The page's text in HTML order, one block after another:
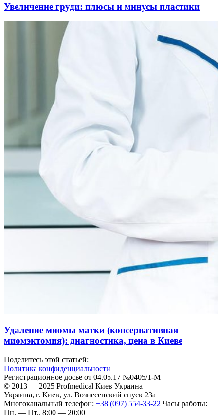
Увеличение груди: плюсы и минусы пластики
Удаление миомы матки (консервативная
миомэктомия): диагностика, цена в Киеве
Поделитесь этой статьей:
Политика конфиденциальности
Регистрационное досье от 04.05.17 №0405/1-М
© 2013 — 2025 Profmedical Киев Украина
Украина, г. Киев, ул. Вознесенский спуск 23а
Многоканальный телефон: +38 (097) 554-33-22 Часы работы:
Пн. — Пт., 8:00 — 20:00